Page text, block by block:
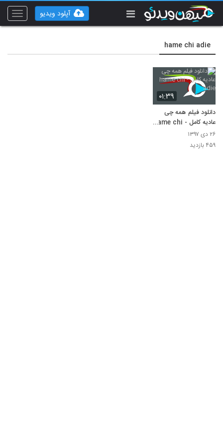
Toggle
آپلود ویدیو
hame chi adie
۰۱:۳۹
دانلود فیلم همه چی
عادیه کامل - hame chi
adie
۲۶ دی ۱۳۹۷
۴۵۹ بازدید